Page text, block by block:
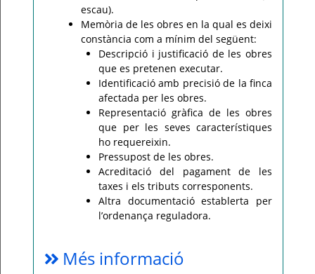
escau).
Memòria de les obres en la qual es deixi
constància com a mínim del següent:
Descripció i justificació de les obres
que es pretenen executar.
Identificació amb precisió de la finca
afectada per les obres.
Representació gràfica de les obres
que per les seves característiques
ho requereixin.
Pressupost de les obres.
Acreditació del pagament de les
taxes i els tributs corresponents.
Altra documentació establerta per
l’ordenança reguladora.
Més informació